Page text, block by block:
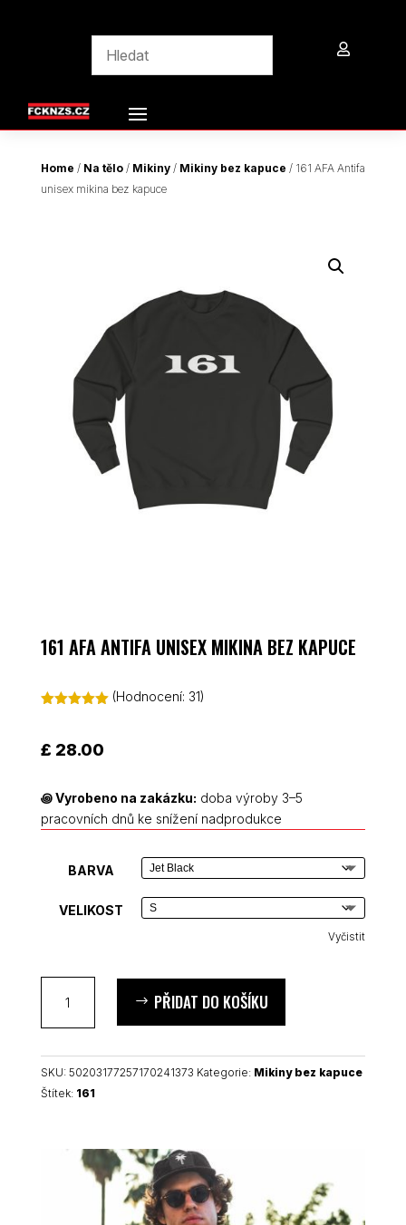

Home / Na tělo/ Mikiny/ Mikiny bez kapuce / 161 AFA Antifa
unisex mikina bez kapuce
161 AFA ANTIFA UNISEX MIKINA BEZ KAPUCE
základě
hodnocení
(Hodnocení: 31)
£ 28.00
꩜Vyrobeno na zakázku: doba výroby 3–5
pracovních dnů ke snížení nadprodukce
BARVA
VELIKOST
Vyčistit
Antifa
mikina
bez
PŘIDAT DO KOŠÍKU
SKU: 50203177257170241373 Kategorie: Mikiny bez kapuce
Štítek: 161